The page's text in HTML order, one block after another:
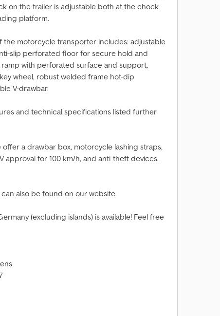
on the trailer is adjustable both at the chock
platform.
motorcycle transporter includes: adjustable
slip perforated floor for secure hold and
ramp with perforated surface and support,
wheel, robust welded frame hot-dip
V-drawbar.
and technical specifications listed further
offer a drawbar box, motorcycle lashing straps,
approval for 100 km/h, and anti-theft devices.
also be found on our website.
(excluding islands) is available! Feel free